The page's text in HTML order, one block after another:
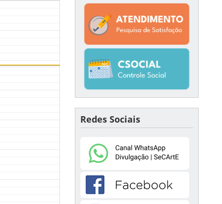
Redes Sociais